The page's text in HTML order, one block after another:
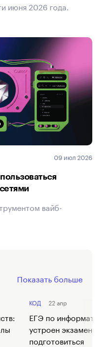
июня 2026 года.
09 июл 2026
вайб-
Показать больше
22 апр
КОД
ЕГЭ по
устроен экзамен и
подготовиться